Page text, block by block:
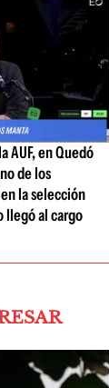
AUF, en Quedó
de los
la selección
llegó al cargo